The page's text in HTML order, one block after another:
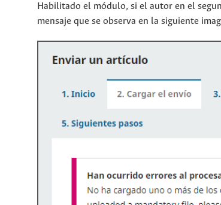
Habilitado el módulo, si el autor en el
mensaje que se observa en la siguiente